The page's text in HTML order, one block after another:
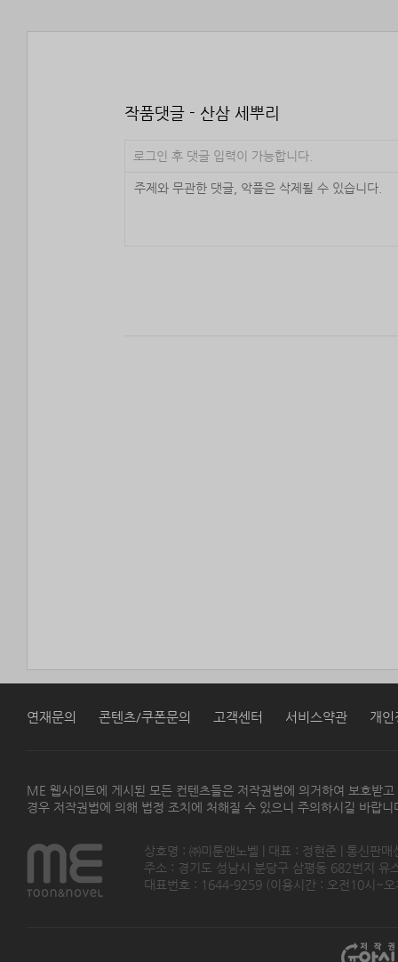
작품댓글 - 산삼 세뿌리
로그인 후 댓글 입력이 가능합니다.
연재문의 콘텐츠/쿠폰문의 고객센터 서비스약관 개인
ME 웹사이트에 게시된 모든 컨텐츠들은 저작권법에 의거하여 보호받
경우 저작권법에 의해 법정 조치에 처해질 수 있으니 주의하시길 바랍니
상호명 : ㈜미툰앤노벨 | 대표 : 정현준 | 통신판
주소 : 경기도 성남시 분당구 삼평동 682번지
대표번호 : 1644-9259 (이용시간 : 오전10시~